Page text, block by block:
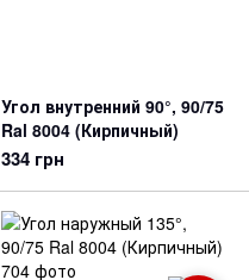
Угол внутренний 90°, 90/75
Ral 8004 (Кирпичный)
334 грн